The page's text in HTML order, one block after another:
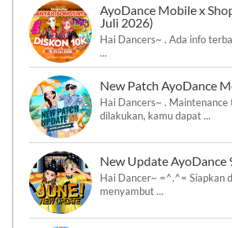
AyoDance Mobile x
Juli 2026)
Hai Dancers~ . Ada info
...
New Patch AyoDance
Hai Dancers~ . Maintenance
dilakukan, kamu dapat ...
New Update AyoDance
Hai Dancer~ =^.^= Siapkan
menyambut ...